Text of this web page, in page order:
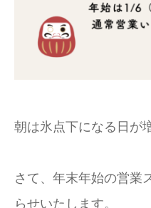
朝は氷点下になる日が
さて、年末年始の営業
らせいたします。